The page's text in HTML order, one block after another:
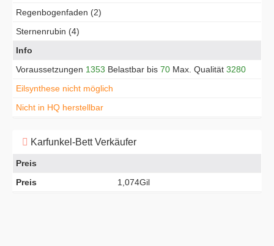
Regenbogenfaden (2)
Sternenrubin (4)
Info
Voraussetzungen 1353 Belastbar bis 70 Max. Qualität 3280
Eilsynthese nicht möglich
Nicht in HQ herstellbar
Karfunkel-Bett Verkäufer
Preis
Preis
1,074Gil